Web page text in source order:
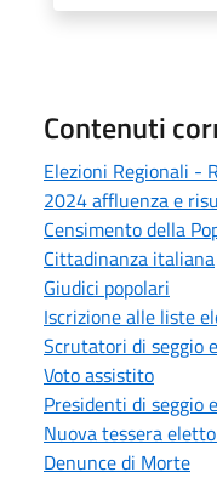
Contenuti
Elezioni Regionali -
2024 affluenza e
Censimento della
Cittadinanza italiana
Giudici popolari
Iscrizione alle liste
Scrutatori di seggio
Voto assistito
Presidenti di seggio
Nuova tessera
Denunce di Morte